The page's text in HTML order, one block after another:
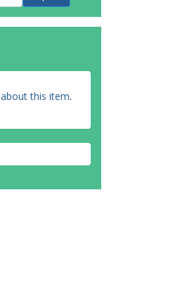
this item.